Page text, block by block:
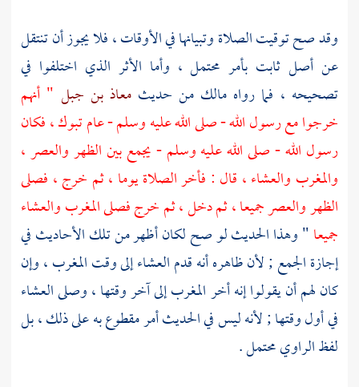
وقد صح توقيت الصلاة وتبيانها في الأوقات ، فلا يجوز أن تنتقل
عن أصل ثابت بأمر محتمل ، وأما الأثر الذي اختلفوا في
تصحيحه ، فما رواه مالك من حديثمعاذ بن جبل " أنهم
خرجوا مع رسول الله - صلى الله عليه وسلم - عام تبوك ، فكان
رسول الله - صلى الله عليه وسلم - يجمع بين الظهر والعصر ،
والمغرب والعشاء ، قال : فأخر الصلاة يوما ، ثم خرج ، فصلى
الظهر والعصر جميعا ، ثم دخل ، ثم خرج فصلى المغرب والعشاء
جميعا" وهذا الحديث لو صح لكان أظهر من تلك الأحاديث في
إجازة الجمع ; لأن ظاهره أنه قدم العشاء إلى وقت المغرب ، وإن
كان لهم أن يقولوا إنه أخر المغرب إلى آخر وقتها ، وصلى العشاء
في أول وقتها ; لأنه ليس في الحديث أمر مقطوع به على ذلك ، بل
لفظ الراوي محتمل .